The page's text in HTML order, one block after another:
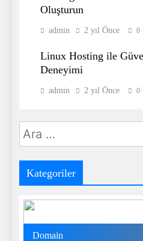
Oluşturun
admin 2 yıl Önce 0
Linux Hosting ile
Deneyimi
admin 2 yıl Önce 0
Arama:
Kategoriler
Domain